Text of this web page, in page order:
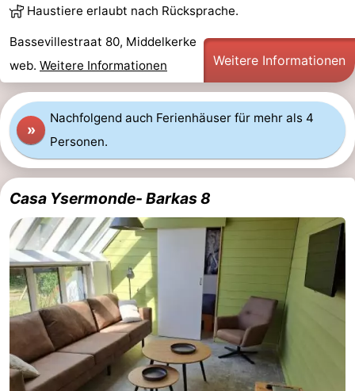
Haustiere erlaubt nach Rücksprache.
Bassevillestraat 80, Middelkerke
web. Weitere Informationen Weitere Informationen
»
Nachfolgend auch Ferienhäuser für mehr als 4
Personen.
Casa Ysermonde- Barkas 8